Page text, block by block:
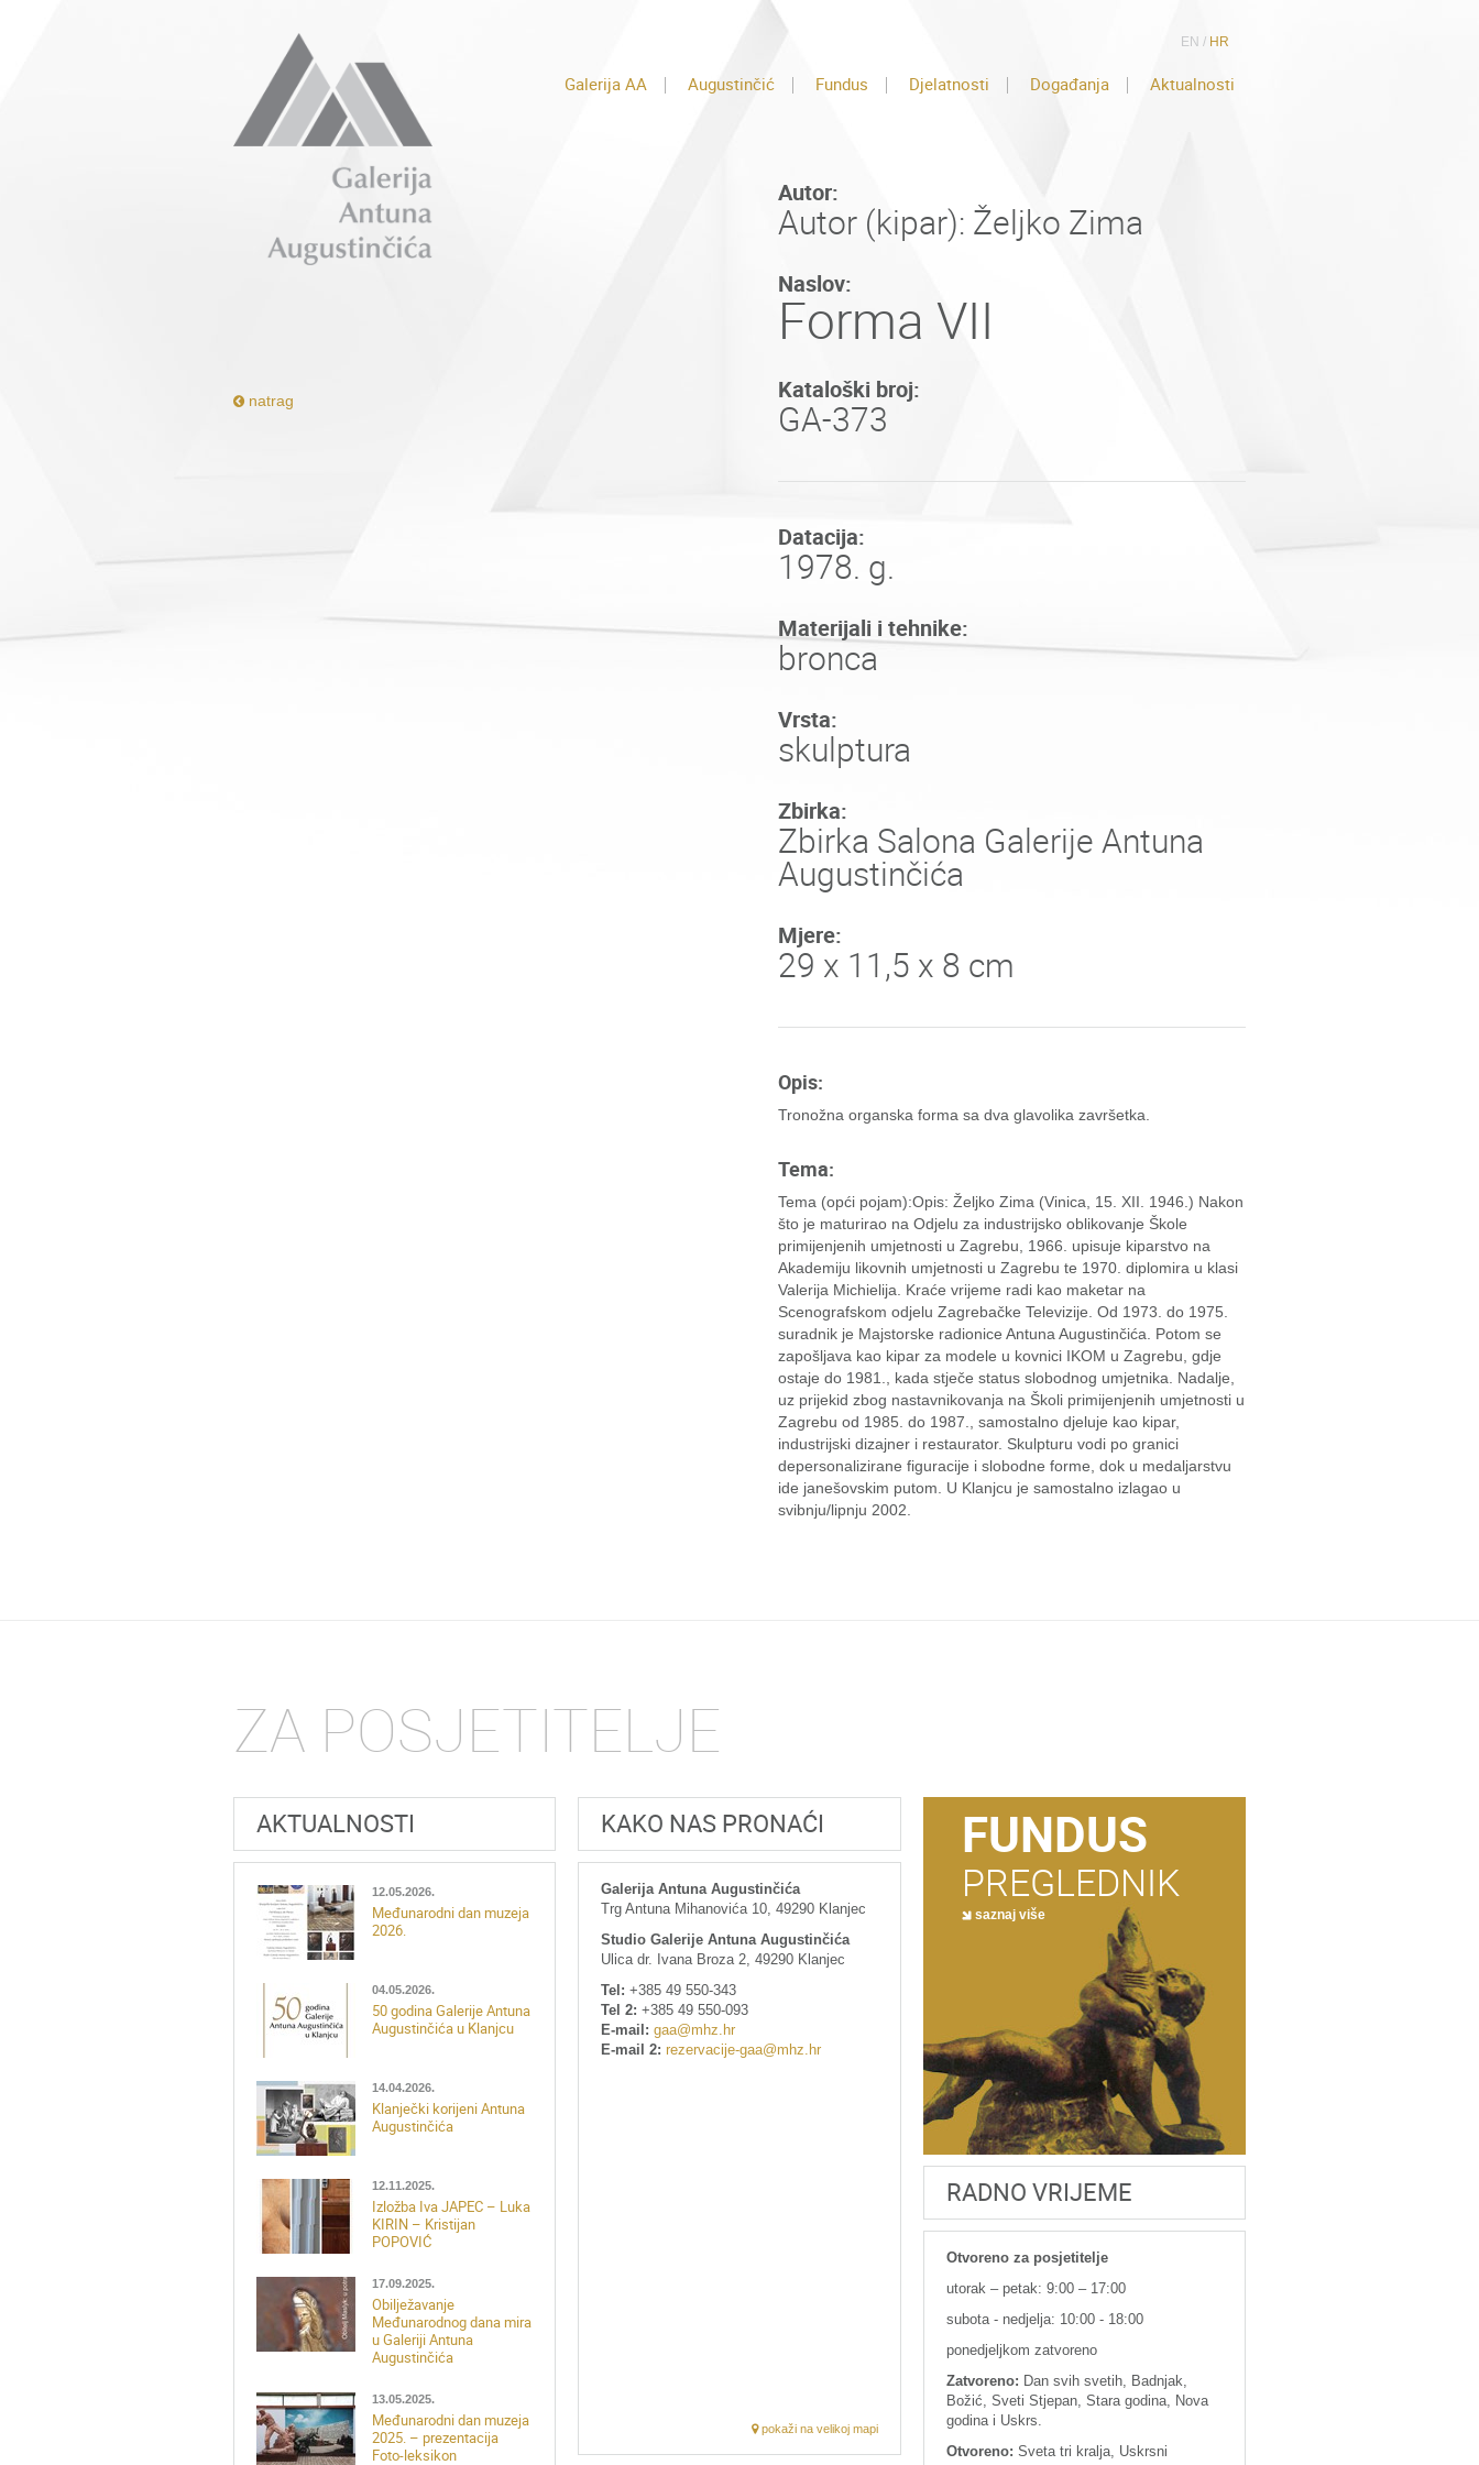
EN / HR
Galerija AA Augustinčić Fundus Djelatnosti Događanja Aktualnosti
natrag
Autor:
Autor (kipar): Željko Zima
Naslov:
Forma VII
Kataloški broj:
GA-373
Datacija:
1978. g.
Materijali i tehnike:
bronca
Vrsta:
skulptura
Zbirka:
Zbirka Salona Galerije Antuna
Augustinčića
Mjere:
29 x 11,5 x 8 cm
Opis:
Tronožna organska forma sa dva glavolika završetka.
Tema:
Tema (opći pojam):Opis: Željko Zima (Vinica, 15. XII. 1946.) Nakon
što je maturirao na Odjelu za industrijsko oblikovanje Škole
primijenjenih umjetnosti u Zagrebu, 1966. upisuje kiparstvo na
Akademiju likovnih umjetnosti u Zagrebu te 1970. diplomira u klasi
Valerija Michielija. Kraće vrijeme radi kao maketar na
Scenografskom odjelu Zagrebačke Televizije. Od 1973. do 1975.
suradnik je Majstorske radionice Antuna Augustinčića. Potom se
zapošljava kao kipar za modele u kovnici IKOM u Zagrebu, gdje
ostaje do 1981., kada stječe status slobodnog umjetnika. Nadalje,
uz prijekid zbog nastavnikovanja na Školi primijenjenih umjetnosti u
Zagrebu od 1985. do 1987., samostalno djeluje kao kipar,
industrijski dizajner i restaurator. Skulpturu vodi po granici
depersonalizirane figuracije i slobodne forme, dok u medaljarstvu
ide janešovskim putom. U Klanjcu je samostalno izlagao u
svibnju/lipnju 2002.
ZA POSJETITELJE
AKTUALNOSTI
12.05.2026.
Međunarodni dan muzeja
2026.
04.05.2026.
50 godina Galerije Antuna
Augustinčića u Klanjcu
14.04.2026.
Klanječki korijeni Antuna
Augustinčića
12.11.2025.
Izložba Iva JAPEC – Luka
KIRIN – Kristijan
POPOVIĆ
17.09.2025.
Obilježavanje
Međunarodnog dana mira
u Galeriji Antuna
Augustinčića
13.05.2025.
Međunarodni dan muzeja
2025. – prezentacija
Foto-leksikon
KAKO NAS PRONAĆI
Galerija Antuna Augustinčića
Trg Antuna Mihanovića 10, 49290 Klanjec
Studio Galerije Antuna Augustinčića
Ulica dr. Ivana Broza 2, 49290 Klanjec
Tel: +385 49 550-343
Tel 2: +385 49 550-093
E-mail: gaa@mhz.hr
E-mail 2: rezervacije-gaa@mhz.hr
pokaži na velikoj mapi
FUNDUS
PREGLEDNIK
saznaj više
RADNO VRIJEME
Otvoreno za posjetitelje
utorak – petak: 9:00 – 17:00
subota - nedjelja: 10:00 - 18:00
ponedjeljkom zatvoreno
Zatvoreno: Dan svih svetih, Badnjak,
Božić, Sveti Stjepan, Stara godina, Nova
godina i Uskrs.
Otvoreno: Sveta tri kralja, Uskrsni